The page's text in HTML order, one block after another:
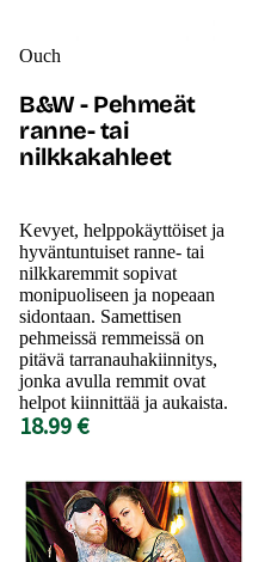
Ouch
B&W - Pehmeät
ranne- tai
nilkkakahleet
Kevyet, helppokäyttöiset ja
hyväntuntuiset ranne- tai
nilkkaremmit sopivat
monipuoliseen ja nopeaan
sidontaan. Samettisen
pehmeissä remmeissä on
pitävä tarranauhakiinnitys,
jonka avulla remmit ovat
helpot kiinnittää ja aukaista.
18.99 €